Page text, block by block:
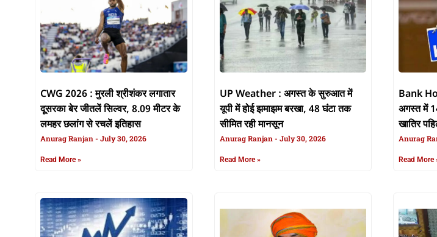
CWG 2026 : मुरली श्रीशंकर लगातार
दूसरका बेर जीतलें सिल्वर, 8.09 मीटर के
लमहर छलांग से रचलें इतिहास
Anurag Ranjan July 30, 2026
Read More »
UP Weather : अगस्त के सुरुआत में
यूपी में होई झमाझम बरखा, 48 घंटा तक
सीमित रही मानसून
Anurag Ranjan July 30, 2026
Read More »
Bank
अगस्त में
खातिर
Anurag
Read More